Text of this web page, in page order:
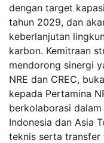
dengan target
tahun 2029, dan
keberlanjutan
karbon. Kemitraan
mendorong sinergi
NRE dan CREC,
kepada Pertamina
berkolaborasi
Indonesia dan Asia
teknis serta transfer